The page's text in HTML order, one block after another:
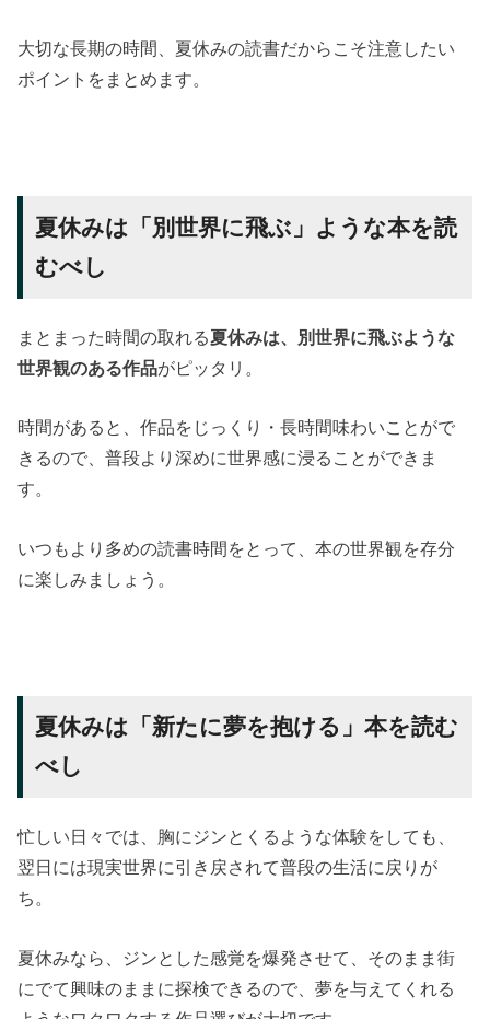
大切な長期の時間、夏休みの読書だからこそ注意したい
ポイントをまとめます。
夏休みは「別世界に飛ぶ」ような本を読
むべし
まとまった時間の取れる夏休みは、別世界に飛ぶような
世界観のある作品がピッタリ。
時間があると、作品をじっくり・長時間味わいことがで
きるので、普段より深めに世界感に浸ることができま
す。
いつもより多めの読書時間をとって、本の世界観を存分
に楽しみましょう。
夏休みは「新たに夢を抱ける」本を読む
べし
忙しい日々では、胸にジンとくるような体験をしても、
翌日には現実世界に引き戻されて普段の生活に戻りが
ち。
夏休みなら、ジンとした感覚を爆発させて、そのまま街
にでて興味のままに探検できるので、夢を与えてくれる